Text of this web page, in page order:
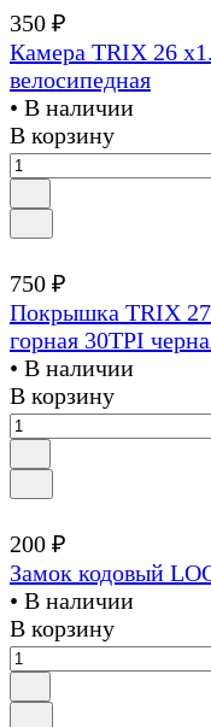
350 ₽
Камера TRIX 26
велосипедная
• В наличии
В корзину
750 ₽
Покрышка TRIX
горная 30TPI
• В наличии
В корзину
200 ₽
Замок кодовый
• В наличии
В корзину